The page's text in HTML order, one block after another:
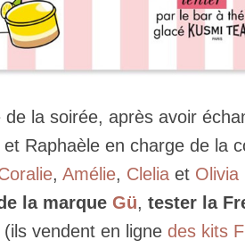
la soirée, après avoir
et Raphaèle en charge de la
, Amélie, Clelia et Olivia
la marque Gü, tester la
(ils vendent en ligne des kits